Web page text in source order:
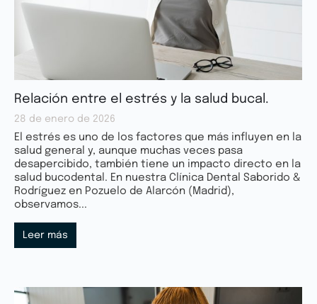
Relación entre el estrés y la salud bucal.
28 de enero de 2026
El estrés es uno de los factores que más influyen en la
salud general y, aunque muchas veces pasa
desapercibido, también tiene un impacto directo en la
salud bucodental. En nuestra Clínica Dental Saborido &
Rodríguez en Pozuelo de Alarcón (Madrid),
observamos...
Leer más